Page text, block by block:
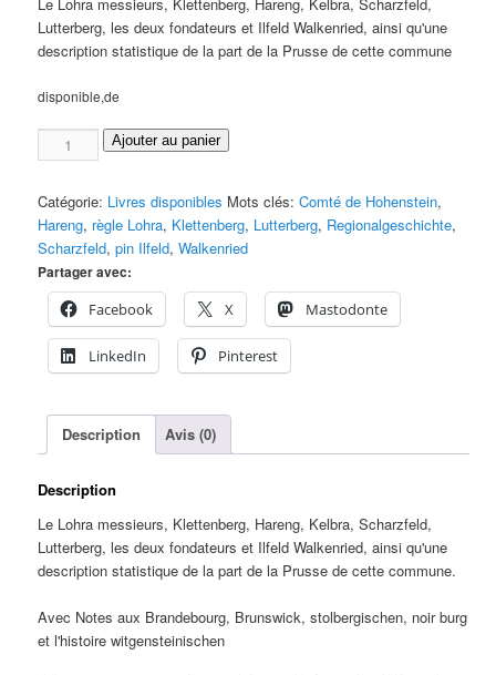
Lutterberg, les deux fondateurs et Ilfeld Walkenried, ainsi qu'une
description statistique de la part de la Prusse de cette commune
disponible,de
Comté
de
Menge
Ajouter au panier
Catégorie: Livres disponibles Mots clés:Comté de Hohenstein,
Hareng, règle Lohra, Klettenberg, Lutterberg, Regionalgeschichte,
Scharzfeld,pin Ilfeld,Walkenried
Partager avec:
Facebook
X Mastodonte
LinkedIn Pinterest
Description Avis (0)
Description
Le Lohra messieurs, Klettenberg, Hareng, Kelbra, Scharzfeld,
Lutterberg, les deux fondateurs et Ilfeld Walkenried, ainsi qu'une
description statistique de la part de la Prusse de cette commune.
Avec Notes aux Brandebourg, Brunswick, stolbergischen, noir burg
et l'histoire witgensteinischen